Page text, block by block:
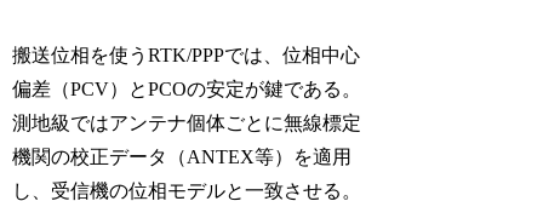
搬送位相を使うRTK/PPPでは、位相中心
偏差（PCV）とPCOの安定が鍵である。
測地級ではアンテナ個体ごとに無線標定
機関の校正データ（ANTEX等）を適用
し、受信機の位相モデルと一致させる。